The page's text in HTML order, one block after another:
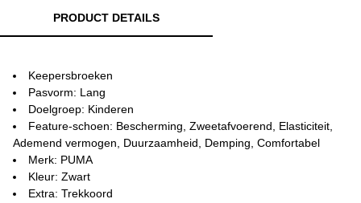
PRODUCT DETAILS
Keepersbroeken
Pasvorm: Lang
Doelgroep: Kinderen
Feature-schoen: Bescherming, Zweetafvoerend, Elasticiteit,
Ademend vermogen, Duurzaamheid, Demping, Comfortabel
Merk: PUMA
Kleur: Zwart
Extra: Trekkoord